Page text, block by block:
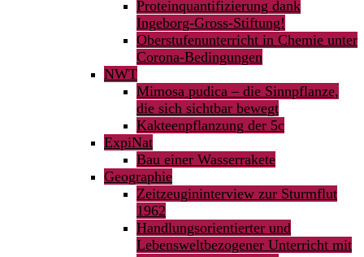
Proteinquantifizierung dank
Ingeborg-Gross-Stiftung!
Oberstufenunterricht in Chemie unter
Corona-Bedingungen
NWT
Mimosa pudica – die Sinnpflanze,
die sich sichtbar bewegt
Kakteenpflanzung der 5c
ExpiNat
Bau einer Wasserrakete
Geographie
Zeitzeugininterview zur Sturmflut
1962
Handlungsorientierter und
Lebensweltbezogener Unterricht mit